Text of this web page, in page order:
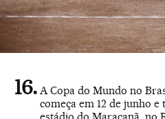
A Copa do Mundo no
começa em 12 de junho